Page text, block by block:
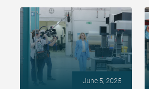
June 5, 2025